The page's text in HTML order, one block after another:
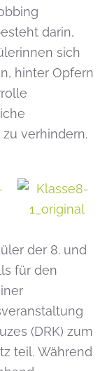
darin,
sich
hinter Opfern
verhindern.
der 8. und
für den
(DRK) zum
teil. Während